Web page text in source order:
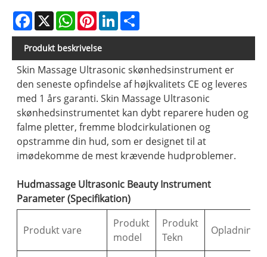
Facebook
X WhatsAppPinterestLinkedIn
Produkt beskrivelse
Skin Massage Ultrasonic skønhedsinstrument er
den seneste opfindelse af højkvalitets CE og leveres
med 1 års garanti. Skin Massage Ultrasonic
skønhedsinstrumentet kan dybt reparere huden og
falme pletter, fremme blodcirkulationen og
opstramme din hud, som er designet til at
imødekomme de mest krævende hudproblemer.
Hudmassage Ultrasonic Beauty Instrument
Parameter (Specifikation)
Produkt vare
Produkt
model
Produkt
Tekn